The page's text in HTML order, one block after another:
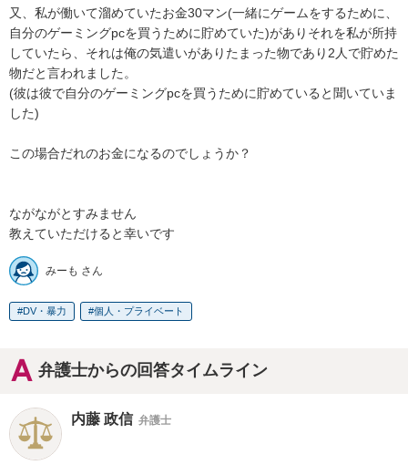
又、私が働いて溜めていたお金30マン(一緒にゲームをするために、
自分のゲーミングpcを買うために貯めていた)がありそれを私が所持
していたら、それは俺の気遣いがありたまった物であり2人で貯めた
物だと言われました。
(彼は彼で自分のゲーミングpcを買うために貯めていると聞いていま
した)
この場合だれのお金になるのでしょうか？
ながながとすみません
教えていただけると幸いです
みーも さん
DV・暴力 個人・プライベート
弁護士からの回答タイムライン
内藤 政信 弁護士